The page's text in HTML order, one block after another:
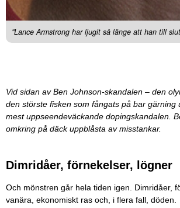
"Lance Armstrong har ljugit så länge att han till
Vid sidan av Ben Johnson-skandalen – den
den störste fisken som fångats på bar
mest uppseendeväckande dopingskandalen.
omkring på däck uppblåsta av misstankar.
Dimridåer, förnekelser, lögner
Och mönstren går hela tiden igen. Dimridåer,
vanära, ekonomiskt ras och, i flera fall, döden.